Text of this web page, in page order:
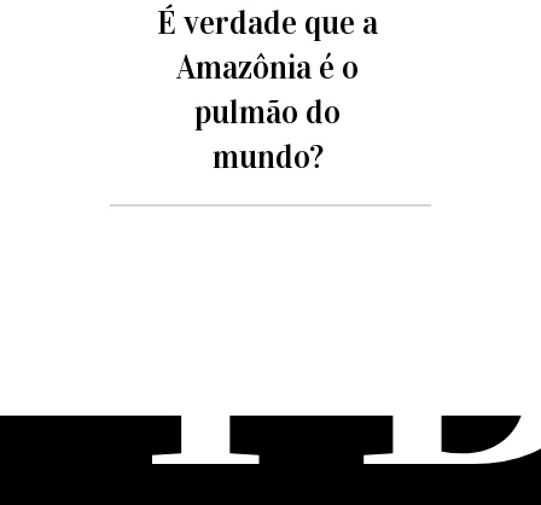
É verdade que a
Amazônia é o
pulmão do
mundo?